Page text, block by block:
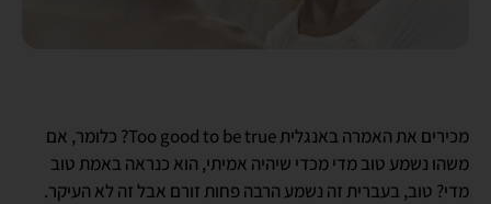
מכירים את האמרה באנגלית Too good to be true? כלומר, אם
משהו נשמע טוב מדי מכדי שיהיה אמיתי, הוא כנראה באמת טוב
מדי? טוב, בעברית זה נשמע הרבה פחות זורם אבל זה לא העיקר.